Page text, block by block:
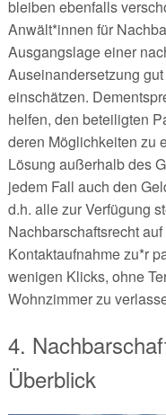
bleiben ebenfalls
Anwält*innen für
Ausgangslage einer
Auseinandersetzung
einschätzen.
helfen, den beteiligten
deren Möglichkeiten zu
Lösung außerhalb des
jedem Fall auch den
d.h. alle zur Verfügung
Nachbarschaftsrecht
Kontaktaufnahme zu*r
wenigen Klicks, ohne
Wohnzimmer zu
4.
Überblick